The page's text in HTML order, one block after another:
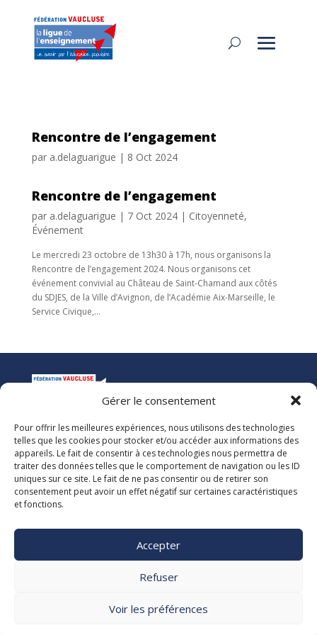
Gérer le consentement
Pour offrir les meilleures expériences, nous utilisons des technologies
telles que les cookies pour stocker et/ou accéder aux informations des
appareils. Le fait de consentir à ces technologies nous permettra de
traiter des données telles que le comportement de navigation ou les ID
uniques sur ce site. Le fait de ne pas consentir ou de retirer son
consentement peut avoir un effet négatif sur certaines caractéristiques
et fonctions.
Accepter
Refuser
Voir les préférences
Rencontre de l’engagement
par a.delaguarigue | 8 Oct 2024
Rencontre de l’engagement
par a.delaguarigue | 7 Oct 2024| Citoyenneté,
Événement
Le mercredi 23 octobre de 13h30 à 17h, nous organisons la
Rencontre de l’engagement 2024. Nous organisons cet
événement convivial au Château de Saint-Chamand aux côtés
du SDJES, de la Ville d’Avignon, de l’Académie Aix-Marseille, le
Service Civique,...
La Ligue de l’Enseignement
Fédération des Œuvres Laïques de Vaucluse
Nous vous accueillons dans nos locaux du lundi au jeudi de 08h00 à 12h30
et de 13h30 à 17h00. Le standard téléphonique est ouvert le vendredi de
08h00 à 12h30 et de 13h30 à 16h00.
Mentions légales Politique de confidentialité